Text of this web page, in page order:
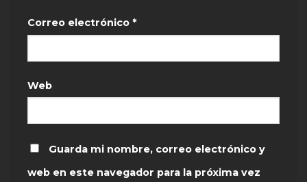
Correo electrónico *
Web
Guarda mi nombre, correo electrónico y
web en este navegador para la próxima vez